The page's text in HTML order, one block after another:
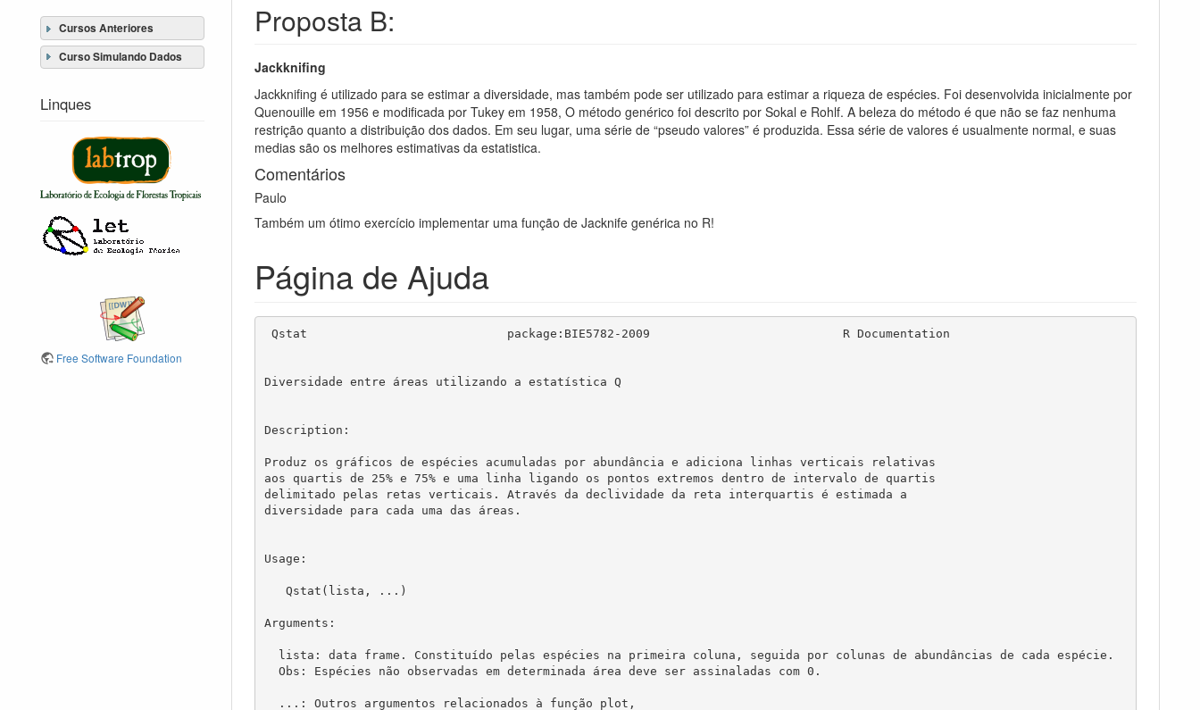
Cursos Anteriores
Curso Simulando Dados
Linques
Free Software Foundation
Proposta B:
Jackknifing
Jackknifing é utilizado para se estimar a diversidade, mas também pode ser utilizado para estimar a riqueza de espécies. Foi desenvolvida inicialmente por
Quenouille em 1956 e modificada por Tukey em 1958, O método genérico foi descrito por Sokal e Rohlf. A beleza do método é que não se faz nenhuma
restrição quanto a distribuição dos dados. Em seu lugar, uma série de “pseudo valores” é produzida. Essa série de valores é usualmente normal, e suas
medias são os melhores estimativas da estatistica.
Comentários
Paulo
Também um ótimo exercício implementar uma função de Jacknife genérica no R!
Página de Ajuda
Diversidade entre áreas utilizando a estatística Q
Description:
Produz os gráficos de espécies acumuladas por abundância e adiciona linhas verticais relativas
aos quartis de 25% e 75% e uma linha ligando os pontos extremos dentro de intervalo de quartis
delimitado pelas retas verticais. Através da declividade da reta interquartis é estimada a
diversidade para cada uma das áreas.
Usage:
Arguments: